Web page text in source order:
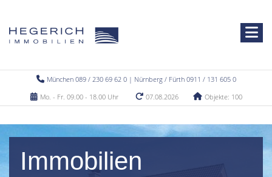
München 089 / 230 69 62 0 | Nürnberg / Fürth 0911 / 131 605 0
Mo. - Fr. 09.00 - 18.00 Uhr
07.08.2026 Objekte: 100
Immobilien